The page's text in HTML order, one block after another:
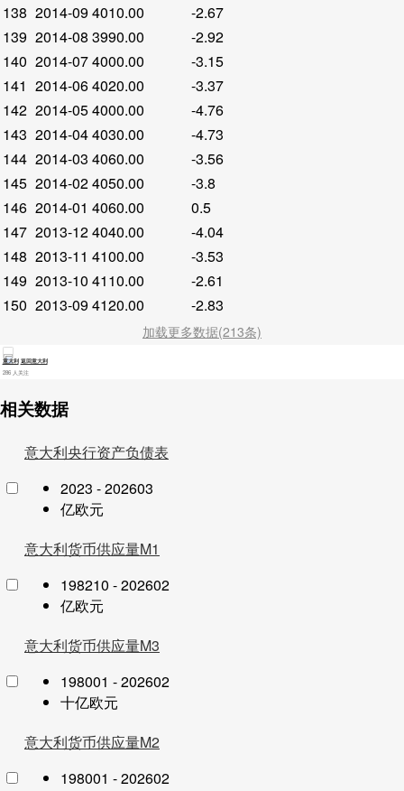
138 2014-094010.00
-2.67
139 2014-08 3990.00
-2.92
140 2014-074000.00
-3.15
141 2014-064020.00
-3.37
142 2014-054000.00
-4.76
143 2014-044030.00
-4.73
144 2014-03 4060.00
-3.56
145 2014-024050.00
-3.8
146 2014-01 4060.00
0.5
147 2013-124040.00
-4.04
148 2013-11 4100.00
-3.53
149 2013-10 4110.00
-2.61
150 2013-094120.00 -2.83
加载更多数据(213条)
意大利 返回意大利
286 人关注
相关数据
意大利央行资产负债表
2023 - 202603
亿欧元
意大利货币供应量M1
198210 - 202602
亿欧元
意大利货币供应量M3
198001 - 202602
十亿欧元
意大利货币供应量M2
198001 - 202602